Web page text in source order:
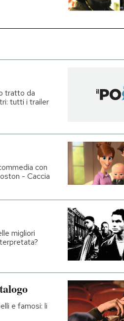
tratto da
tutti i trailer
con
- Caccia
migliori
e famosi: li